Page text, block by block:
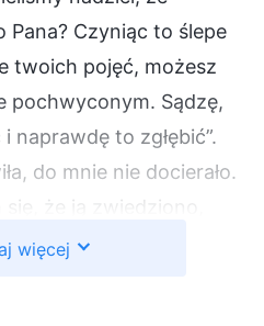
Czyniąc to ślepe
twoich pojęć, możesz
pochwyconym. Sądzę,
naprawdę to zgłębić”.
do mnie nie docierało.
że ją zwiedziono,
jej proroctwa
więcej